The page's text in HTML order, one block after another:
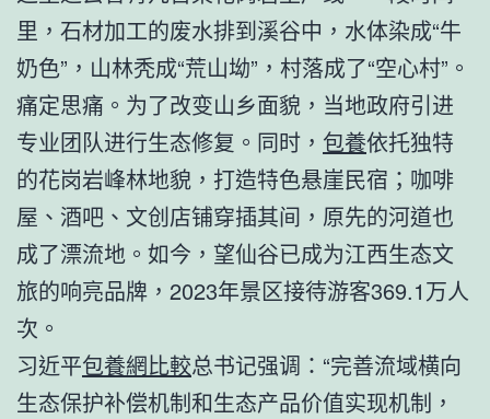
里，石材加工的废水排到溪谷中，水体染成“牛
奶色”，山林秃成“荒山坳”，村落成了“空心村”。
痛定思痛。为了改变山乡面貌，当地政府引进
专业团队进行生态修复。同时， 包養依托独特
的花岗岩峰林地貌，打造特色悬崖民宿；咖啡
屋、酒吧、文创店铺穿插其间，原先的河道也
成了漂流地。如今，望仙谷已成为江西生态文
旅的响亮品牌，2023年景区接待游客369.1万人
次。
习近平包養網比較总书记强调：“完善流域横向
生态保护补偿机制和生态产品价值实现机制，